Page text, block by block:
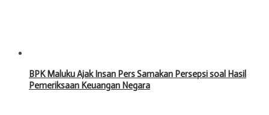
BPK Maluku Ajak Insan Pers Samakan Persepsi soal Hasil
Pemeriksaan Keuangan Negara